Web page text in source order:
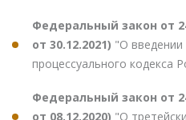
Федеральный закон от
от 30.12.2021) "О введении
процессуального кодекса
Федеральный закон от
от 08.12.2020) "О